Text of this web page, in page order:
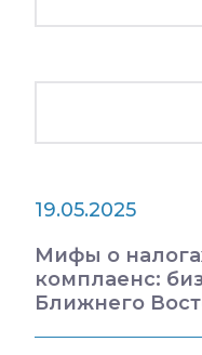
19.05.2025
Мифы о
комплаенс:
Ближнего